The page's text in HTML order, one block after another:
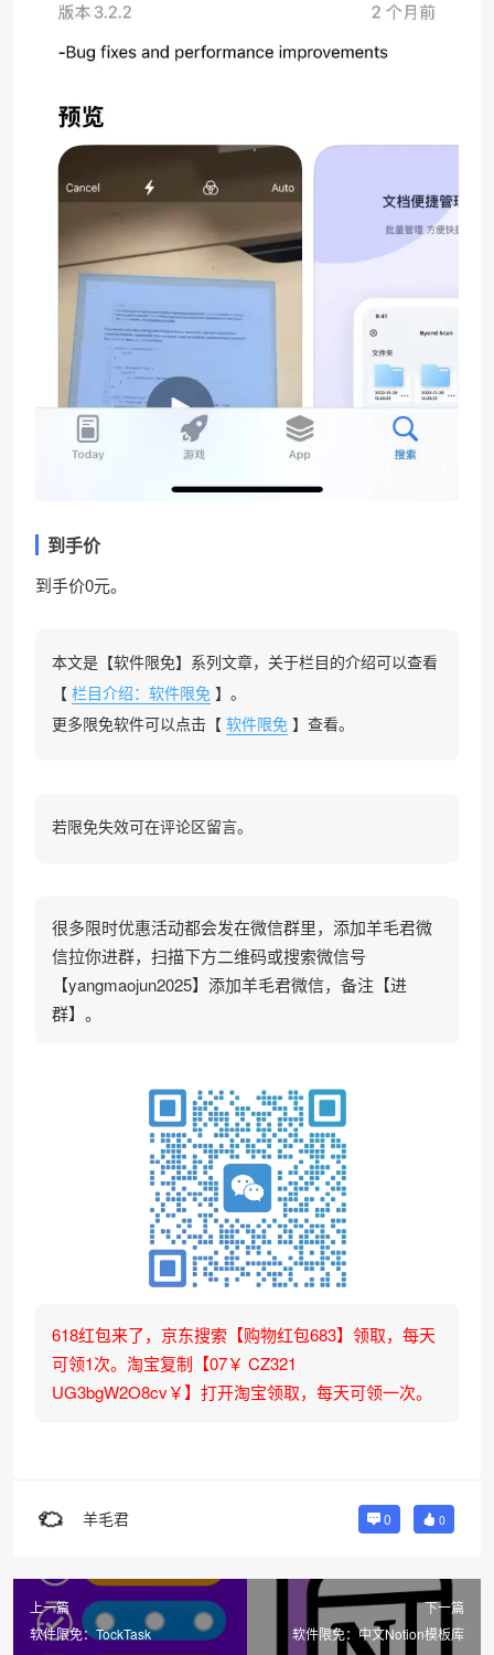
到手价
到手价0元。
本文是【软件限免】系列文章，关于栏目的介绍可以查看
【 栏目介绍：软件限免 】。
更多限免软件可以点击【 软件限免 】查看。
若限免失效可在评论区留言。
很多限时优惠活动都会发在微信群里，添加羊毛君微
信拉你进群，扫描下方二维码或搜索微信号
【yangmaojun2025】添加羊毛君微信，备注【进
群】。
618红包来了，京东搜索【购物红包683】领取，每天
可领1次。淘宝复制【07￥ CZ321
UG3bgW2O8cv￥】打开淘宝领取，每天可领一次。
羊毛君 0 0
上一篇
软件限免：TockTask
下一篇
软件限免：中文Notion模板库